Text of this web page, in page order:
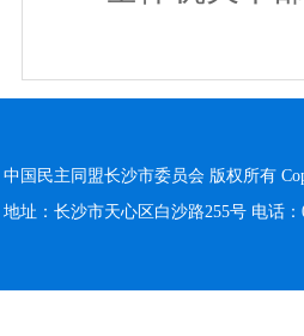
中国民主同盟长沙市委员会 版权所有
地址：长沙市天心区白沙路255号 电话：